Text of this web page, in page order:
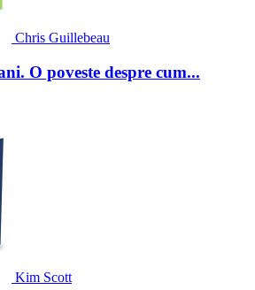
Chris Guillebeau
O poveste despre cum...
Kim Scott